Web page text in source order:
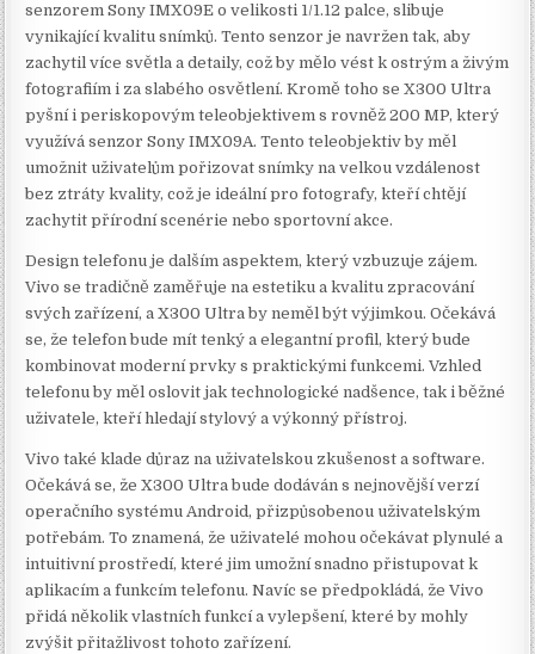
senzorem Sony IMX09E o velikosti 1/1.12 palce, slibuje
vynikající kvalitu snímků. Tento senzor je navržen tak, aby
zachytil více světla a detaily, což by mělo vést k ostrým a živým
fotografiím i za slabého osvětlení. Kromě toho se X300 Ultra
pyšní i periskopovým teleobjektivem s rovněž 200 MP, který
využívá senzor Sony IMX09A. Tento teleobjektiv by měl
umožnit uživatelům pořizovat snímky na velkou vzdálenost
bez ztráty kvality, což je ideální pro fotografy, kteří chtějí
zachytit přírodní scenérie nebo sportovní akce.
Design telefonu je dalším aspektem, který vzbuzuje zájem.
Vivo se tradičně zaměřuje na estetiku a kvalitu zpracování
svých zařízení, a X300 Ultra by neměl být výjimkou. Očekává
se, že telefon bude mít tenký a elegantní profil, který bude
kombinovat moderní prvky s praktickými funkcemi. Vzhled
telefonu by měl oslovit jak technologické nadšence, tak i běžné
uživatele, kteří hledají stylový a výkonný přístroj.
Vivo také klade důraz na uživatelskou zkušenost a software.
Očekává se, že X300 Ultra bude dodáván s nejnovější verzí
operačního systému Android, přizpůsobenou uživatelským
potřebám. To znamená, že uživatelé mohou očekávat plynulé a
intuitivní prostředí, které jim umožní snadno přistupovat k
aplikacím a funkcím telefonu. Navíc se předpokládá, že Vivo
přidá několik vlastních funkcí a vylepšení, které by mohly
zvýšit přitažlivost tohoto zařízení.